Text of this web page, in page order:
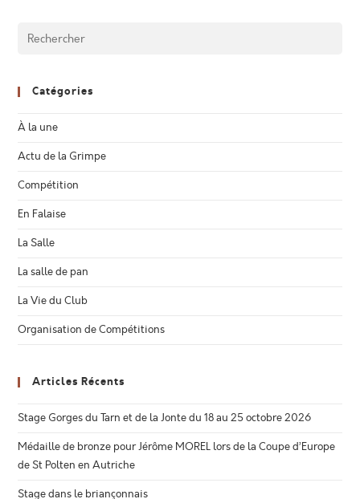
Catégories
À la une
Actu de la Grimpe
Compétition
En Falaise
La Salle
La salle de pan
La Vie du Club
Organisation de Compétitions
Articles Récents
Stage Gorges du Tarn et de la Jonte du 18 au 25 octobre 2026
Médaille de bronze pour Jérôme MOREL lors de la Coupe d’Europe
de St Polten en Autriche
Stage dans le briançonnais